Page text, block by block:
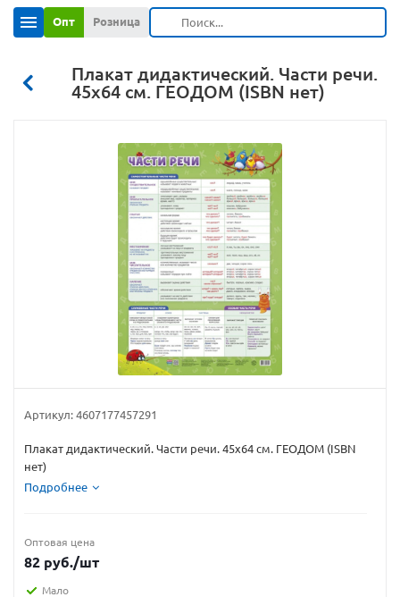
Опт Розница
Плакат дидактический. Части речи.
45x64 см. ГЕОДОМ (ISBN нет)
Артикул: 4607177457291
Плакат дидактический. Части речи. 45x64 см. ГЕОДОМ (ISBN
нет)
Подробнее
Оптовая цена
82 руб./шт
Мало